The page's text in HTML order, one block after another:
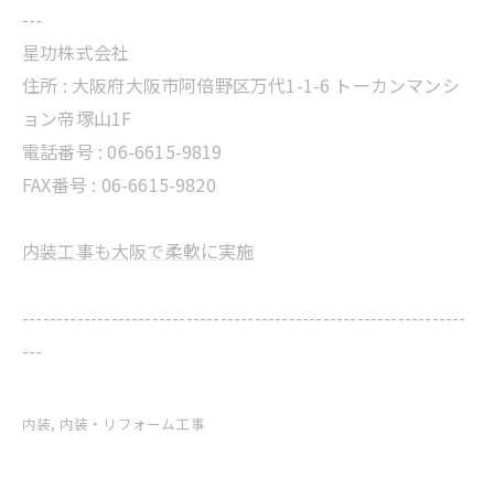
---
星功株式会社
住所 : 大阪府大阪市阿倍野区万代1-1-6 トーカンマンシ
ョン帝塚山1F
電話番号 : 06-6615-9819
FAX番号 : 06-6615-9820
内装工事も大阪で柔軟に実施
-----------------------------------------------------------------
---
内装 内装・リフォーム工事